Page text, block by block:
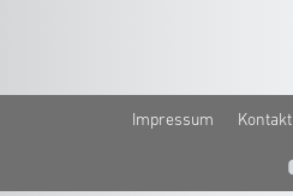
Impressum Kontakt